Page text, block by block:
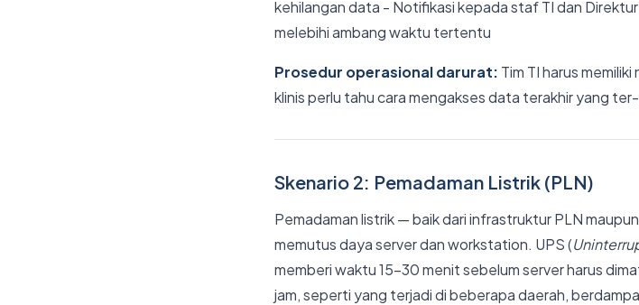
kehilangan data - Notifikasi kepada staf TI dan
melebihi ambang waktu tertentu
Prosedur operasional darurat: Tim TI harus
klinis perlu tahu cara mengakses data terakhir yang ter-
Skenario 2: Pemadaman Listrik (PLN)
Pemadaman listrik — baik dari infrastruktur PLN
memutus daya server dan workstation. UPS (
memberi waktu 15–30 menit sebelum server harus
jam, seperti yang terjadi di beberapa daerah,